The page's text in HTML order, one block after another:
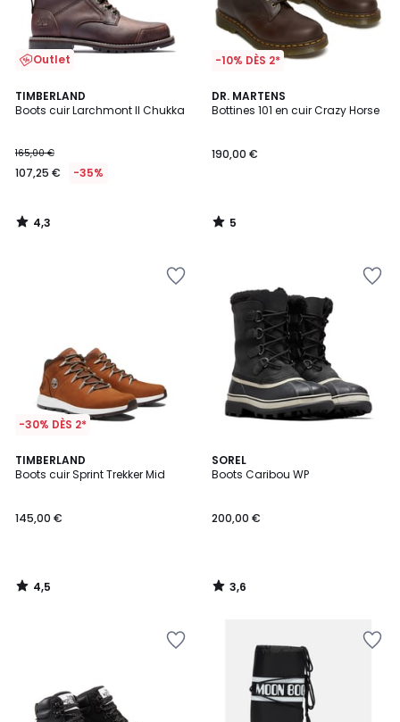
Outlet
TIMBERLAND
Boots cuir Larchmont II Chukka
165,00 €
107,25 € -35%
4,3
/ 5
4,3
/
-10% DÈS 2*
DR. MARTENS
Bottines 101 en cuir Crazy Horse
190,00 €
5
/
5
/
-30% DÈS 2*
TIMBERLAND
Boots cuir Sprint Trekker Mid
145,00 €
4,5
/ 5
4,5
/
SOREL
Boots Caribou WP
200,00 €
3,6
/ 5
3,6
/